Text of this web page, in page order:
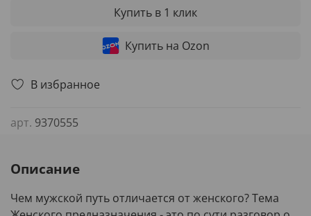
В избранное
арт. 9370555
Купить в 1 клик
Купить на Ozon
Описание
Чем мужской путь отличается от женского? Тема